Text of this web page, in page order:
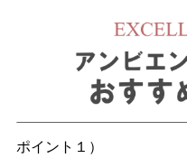
ポイント１）